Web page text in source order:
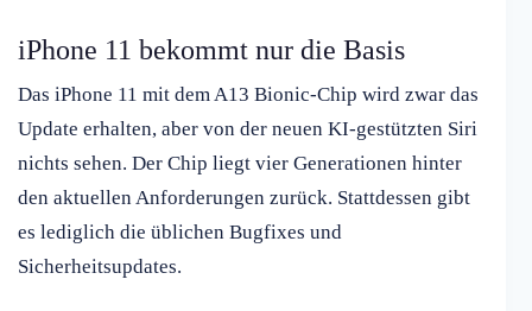
iPhone 11 bekommt nur die Basis
Das iPhone 11 mit dem A13 Bionic-Chip wird zwar das
Update erhalten, aber von der neuen KI-gestützten Siri
nichts sehen. Der Chip liegt vier Generationen hinter
den aktuellen Anforderungen zurück. Stattdessen gibt
es lediglich die üblichen Bugfixes und
Sicherheitsupdates.